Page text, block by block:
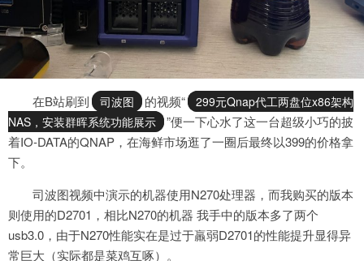
在B站刷到 司波图 的视频“
299元Qnap代工两盘位x86架构
NAS，安装群晖系统功能展示
”便一下心水了这一台超级小巧的披
着IO-DATA的QNAP，在海鲜市场逛了一圈后最终以399的价格拿
下。
司波图视频中演示的机器使用N270处理器，而我购买的版本
则使用的D2701，相比N270的机器 我手中的版本多了两个
usb3.0，由于N270性能实在是过于羸弱D2701的性能提升显得异
常巨大（实际都是菜鸡互啄）。